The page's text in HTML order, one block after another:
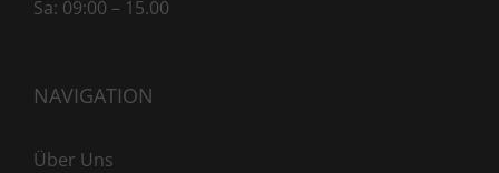
Sa: 09:00 – 15.00
NAVIGATION
Über Uns